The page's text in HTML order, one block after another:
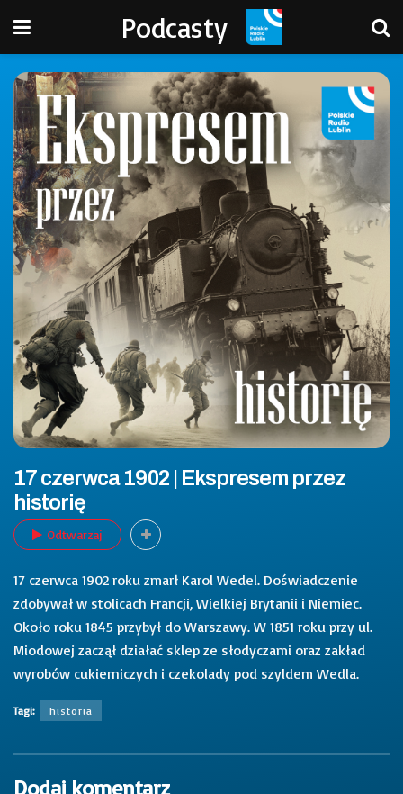
Podcasty
17 czerwca 1902 | Ekspresem przez
historię
Odtwarzaj
17 czerwca 1902 roku zmarł Karol Wedel. Doświadczenie
zdobywał w stolicach Francji, Wielkiej Brytanii i Niemiec.
Około roku 1845 przybył do Warszawy. W 1851 roku przy ul.
Miodowej zaczął działać sklep ze słodyczami oraz zakład
wyrobów cukierniczych i czekolady pod szyldem Wedla.
Tagi: historia
Dodaj komentarz